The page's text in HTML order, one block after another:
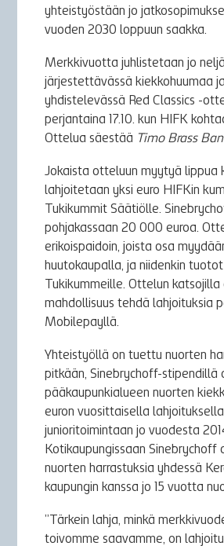
yhteistyöstään jo
vuoden 2030 loppuun saakka.
Merkkivuotta juhlistetaan jo
järjestettävässä kiekkohuumaa
yhdistelevässä Red Classics -
perjantaina 17.10. kun HIFK
Ottelua säestää Timo Brass
Jokaista otteluun myytyä lippua
lahjoitetaan yksi euro HIFKin
Tukikummit Säätiölle.
pohjakassaan 20 000 euroa.
erikoispaidoin, joista osa
huutokaupalla, ja niidenkin
Tukikummeille. Ottelun katsojilla
mahdollisuus tehdä lahjoituksia
Mobilepayllä.
Yhteistyöllä on tuettu nuorten
pitkään, Sinebrychoff-stipendillä
pääkaupunkialueen nuorten
euron vuosittaisella
junioritoimintaan jo vuodesta
Kotikaupungissaan Sinebrychoff
nuorten harrastuksia yhdessä
kaupungin kanssa jo 15 vuotta
”Tärkein lahja, minkä
toivomme saavamme, on